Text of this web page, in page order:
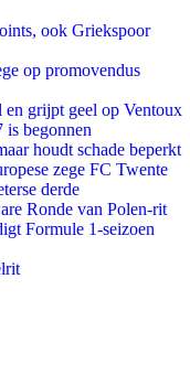
ook Griekspoor
op promovendus
grijpt geel op Ventoux
begonnen
houdt schade beperkt
zege FC Twente
derde
Ronde van Polen-rit
Formule 1-seizoen